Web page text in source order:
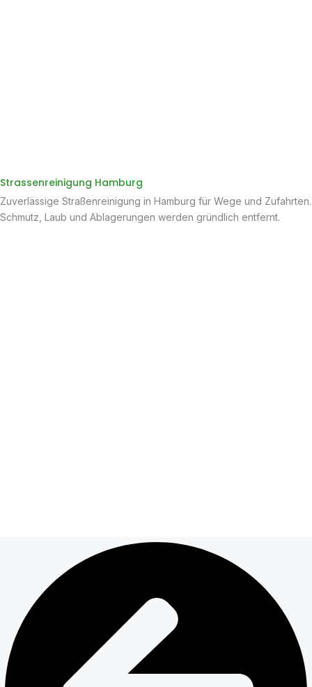
Strassenreinigung Hamburg
Zuverlässige Straßenreinigung in Hamburg für Wege und Zufahrten.
Schmutz, Laub und Ablagerungen werden gründlich entfernt.